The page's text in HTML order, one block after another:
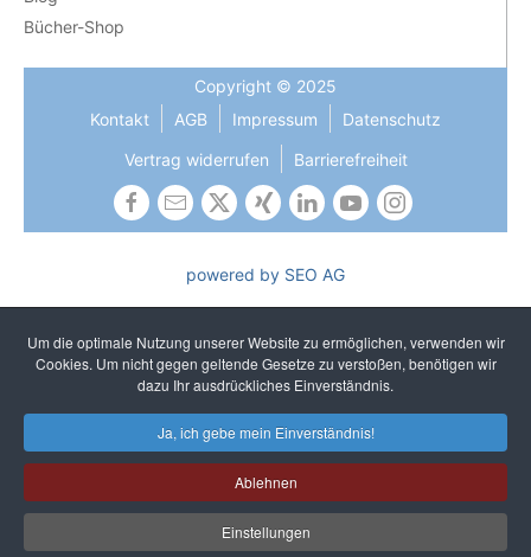
Um die optimale Nutzung unserer Website zu ermöglichen, verwenden wir
Cookies. Um nicht gegen geltende Gesetze zu verstoßen, benötigen wir
dazu Ihr ausdrückliches Einverständnis.
Ja, ich gebe mein Einverständnis!
Ablehnen
Einstellungen
Bücher-Shop
Copyright © 2025
Kontakt
AGB Impressum
Datenschutz
Vertrag widerrufen
Barrierefreiheit
powered by SEO AG
gehört zu unseren gelebten Kernwerten. In Texten verzichten
wir auf sprachliches Gendern, um ein einheitliches und
unkompliziertes Lesen zu gewährleisten. Selbstverständlich